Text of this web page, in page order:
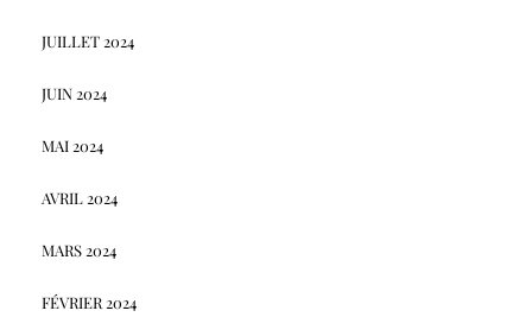
JUILLET 2024
JUIN 2024
MAI 2024
AVRIL 2024
MARS 2024
FÉVRIER 2024